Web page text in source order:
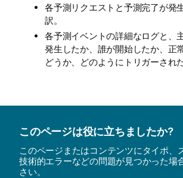
各予測リクエストと予測完了が発
訳。
各予測イベントの詳細なログと、
発生したか、誰が開始したか、正
どうか、どのようにトリガーされ
このページは役に立ちましたか?
このページまたはコンテンツにタイポ、
技術的エラーなどの問題が見つかった場
さい。